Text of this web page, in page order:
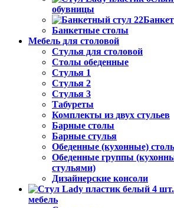
обувницы
Банкетные столы
Мебель для столовой
Стулья для столовой
Столы обеденные
Стулья 1
Стулья 2
Стулья 3
Табуреты
Комплекты из двух стульев
Барные столы
Барные стулья
Обеденные (кухонные)
Обеденные группы
стульями)
Дизайнерские консоли
мебель